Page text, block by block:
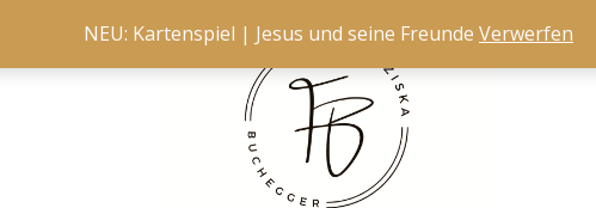
NEU: Kartenspiel | Jesus und seine Freunde Verwerfen